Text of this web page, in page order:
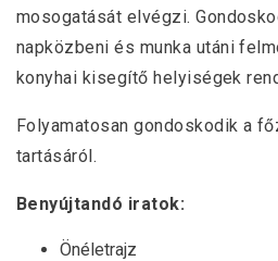
mosogatását elvégzi.
napközbeni és munka utáni
konyhai kisegítő helyiségek
Folyamatosan gondoskodik a
tartásáról.
Benyújtandó iratok:
Önéletrajz